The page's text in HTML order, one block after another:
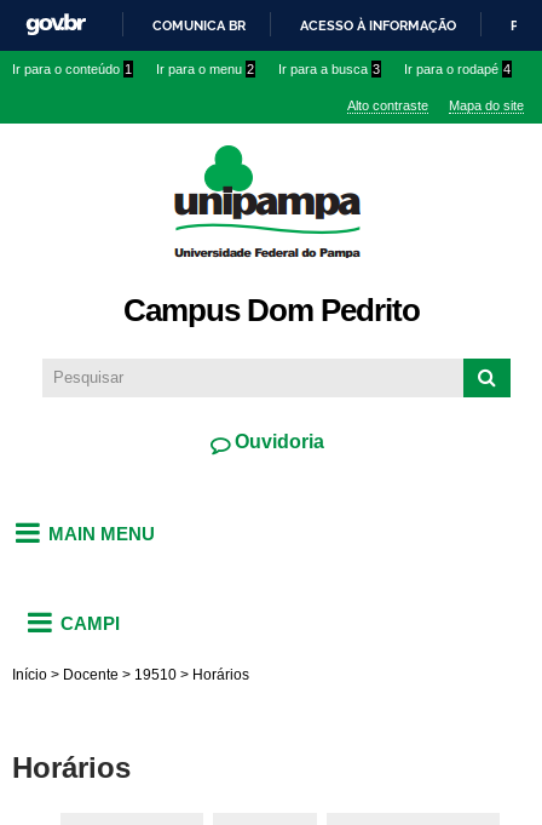
conteúdo
IR
O
COMUNICA BR ACESSO À INFORMAÇÃO
Ir para o conteúdo 1 Ir para o menu 2 Ir para a busca 3 Ir para o rodapé 4
Alto contraste Mapa do site
Campus Dom Pedrito
Ouvidoria
MAIN MENU
CAMPI
Início > Docente > 19510 > Horários
Horários